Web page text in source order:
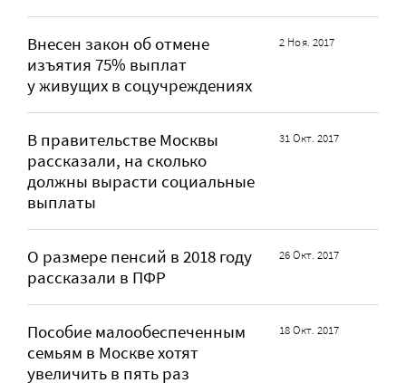
Внесен закон об отмене
изъятия 75% выплат
у живущих в соцучреждениях
2 Ноя. 2017
В правительстве Москвы
рассказали, на сколько
должны вырасти социальные
выплаты
31 Окт. 2017
О размере пенсий в 2018 году
рассказали в ПФР
26 Окт. 2017
Пособие малообеспеченным
семьям в Москве хотят
увеличить в пять раз
18 Окт. 2017